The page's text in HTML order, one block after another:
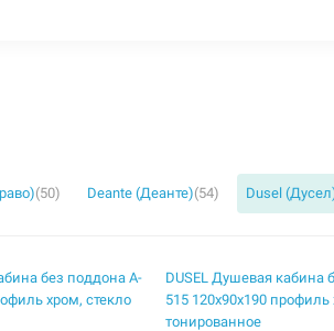
(50) Deante (Деанте)(54) Dusel
без поддона A-
хром, стекло
DUSEL Душевая кабина
515 120x90x190 профиль
тонированное